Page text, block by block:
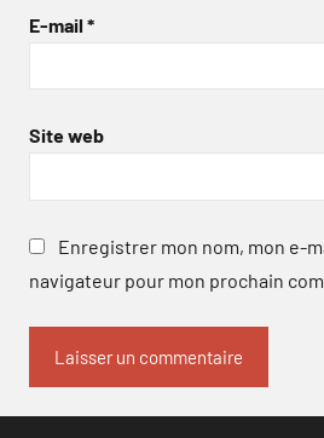
E-mail *
Site web
Enregistrer mon nom, mon e-
navigateur pour mon prochain